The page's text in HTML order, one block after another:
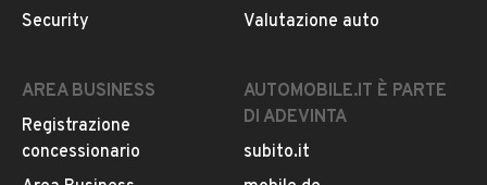
Il prezzo è trattabile?
Accettate permute?
È possibile vedere più foto?
Quali sono le condizioni della garanzia?
Security
Valutazione auto
AREA BUSINESS
Registrazione
concessionario
AUTOMOBILE.IT È PARTE
DI ADEVINTA
subito.it